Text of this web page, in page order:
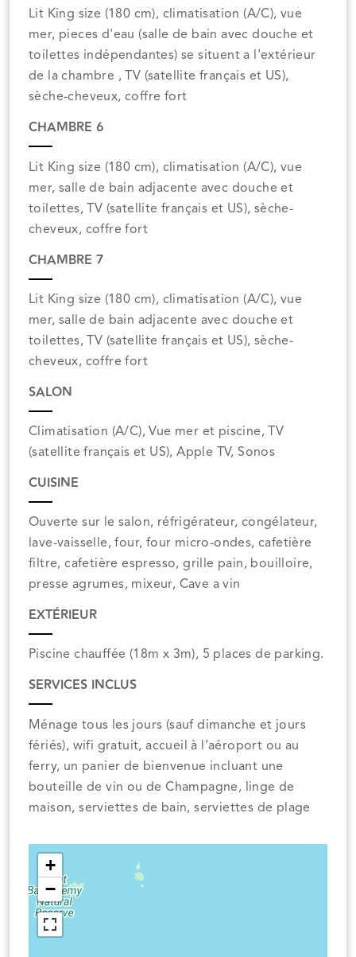
Lit King size (180 cm), climatisation (A/C), vue
mer, pieces d'eau (salle de bain avec douche et
toilettes indépendantes) se situent a l'extérieur
de la chambre , TV (satellite français et US),
sèche-cheveux, coffre fort
CHAMBRE 6
Lit King size (180 cm), climatisation (A/C), vue
mer, salle de bain adjacente avec douche et
toilettes, TV (satellite français et US), sèche-
cheveux, coffre fort
CHAMBRE 7
Lit King size (180 cm), climatisation (A/C), vue
mer, salle de bain adjacente avec douche et
toilettes, TV (satellite français et US), sèche-
cheveux, coffre fort
SALON
Climatisation (A/C), Vue mer et piscine, TV
(satellite français et US), Apple TV, Sonos
CUISINE
Ouverte sur le salon, réfrigérateur, congélateur,
lave-vaisselle, four, four micro-ondes, cafetière
filtre, cafetière espresso, grille pain, bouilloire,
presse agrumes, mixeur, Cave a vin
EXTÉRIEUR
Piscine chauffée (18m x 3m), 5 places de parking.
SERVICES INCLUS
Ménage tous les jours (sauf dimanche et jours
fériés), wifi gratuit, accueil à l’aéroport ou au
ferry, un panier de bienvenue incluant une
bouteille de vin ou de Champagne, linge de
maison, serviettes de bain, serviettes de plage
+
−